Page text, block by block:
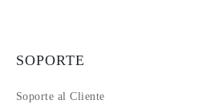
SOPORTE
Soporte al Cliente